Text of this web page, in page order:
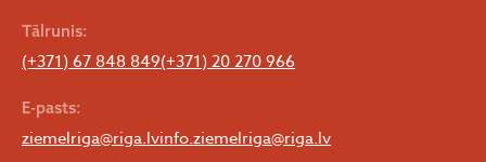
Tālrunis:
(+371) 67 848 849(+371) 20 270 966
E-pasts:
ziemelriga@riga.lvinfo.ziemelriga@riga.lv